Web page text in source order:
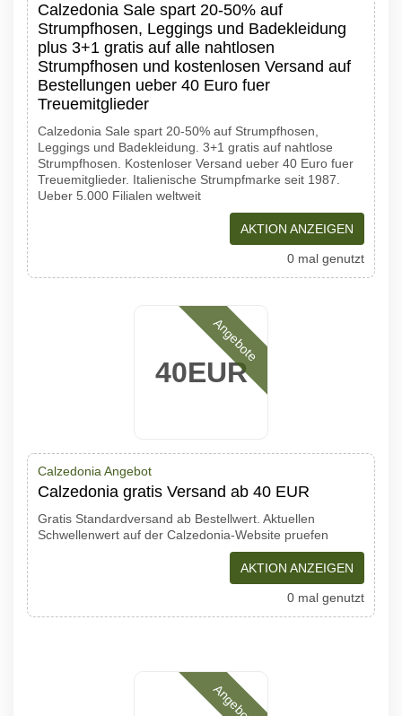
Calzedonia Sale spart 20-50% auf
Strumpfhosen, Leggings und Badekleidung
plus 3+1 gratis auf alle nahtlosen
Strumpfhosen und kostenlosen Versand auf
Bestellungen ueber 40 Euro fuer
Treuemitglieder
Calzedonia Sale spart 20-50% auf Strumpfhosen,
Leggings und Badekleidung. 3+1 gratis auf nahtlose
Strumpfhosen. Kostenloser Versand ueber 40 Euro fuer
Treuemitglieder. Italienische Strumpfmarke seit 1987.
Ueber 5.000 Filialen weltweit
AKTION ANZEIGEN
0 mal genutzt
40EUR
Angebote
Calzedonia Angebot
Calzedonia gratis Versand ab 40 EUR
Gratis Standardversand ab Bestellwert. Aktuellen
Schwellenwert auf der Calzedonia-Website pruefen
AKTION ANZEIGEN
0 mal genutzt
Angebote